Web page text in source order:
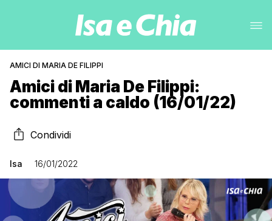
AMICI DI MARIA DE FILIPPI
Amici di Maria De Filippi:
commenti a caldo (16/01/22)
Condividi
Isa 16/01/2022